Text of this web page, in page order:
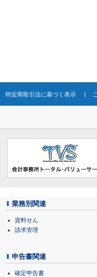
特定商取引法に基づく表示
業務別関連
資料せん
請求管理
申告書関連
確定申告書